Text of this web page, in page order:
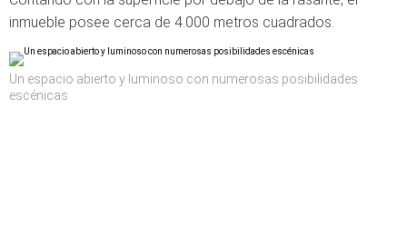
inmueble posee cerca de 4.000 metros cuadrados.
Un espacio abierto y luminoso con numerosas posibilidades
escénicas